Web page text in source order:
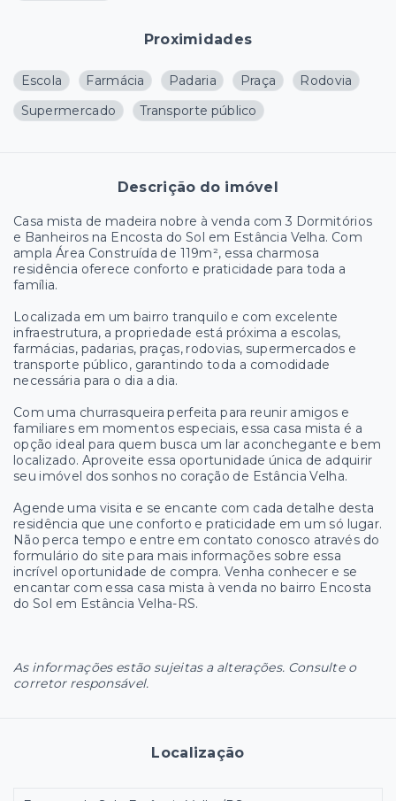
Proximidades
Escola Farmácia Padaria Praça
Rodovia
Supermercado
Transporte público
Descrição do imóvel
Casa mista de madeira nobre à venda com 3 Dormitórios
e Banheiros na Encosta do Sol em Estância Velha. Com
ampla Área Construída de 119m², essa charmosa
residência oferece conforto e praticidade para toda a
família.
Localizada em um bairro tranquilo e com excelente
infraestrutura, a propriedade está próxima a escolas,
farmácias, padarias, praças, rodovias, supermercados e
transporte público, garantindo toda a comodidade
necessária para o dia a dia.
Com uma churrasqueira perfeita para reunir amigos e
familiares em momentos especiais, essa casa mista é a
opção ideal para quem busca um lar aconchegante e bem
localizado. Aproveite essa oportunidade única de adquirir
seu imóvel dos sonhos no coração de Estância Velha.
Agende uma visita e se encante com cada detalhe desta
residência que une conforto e praticidade em um só lugar.
Não perca tempo e entre em contato conosco através do
formulário do site para mais informações sobre essa
incrível oportunidade de compra. Venha conhecer e se
encantar com essa casa mista à venda no bairro Encosta
do Sol em Estância Velha-RS.
As informações estão sujeitas a alterações. Consulte o
corretor responsável.
Localização